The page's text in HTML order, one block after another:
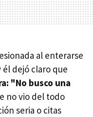
al enterarse
él dejó claro que
"No busco una
no vio del todo
seria o citas